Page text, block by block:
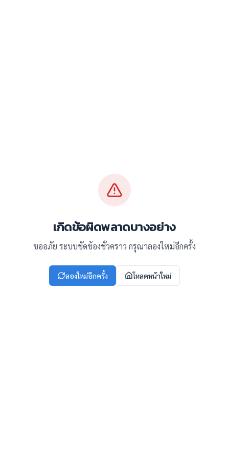
เกิดข้อผิดพลาดบางอย่าง
ขออภัย ระบบขัดข้องชั่วคราว กรุณาลองใหม่อีกครั้ง
ลองใหม่อีกครั้ง โหลดหน้าใหม่